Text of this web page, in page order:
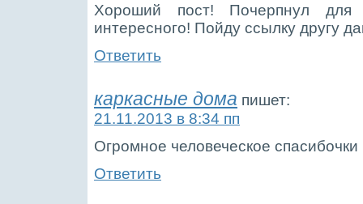
Хороший пост! Почерпнул
интересного! Пойду ссылку другу
Ответить
каркасные дома пишет:
21.11.2013 в 8:34 пп
Огромное человеческое спасибочки
Ответить